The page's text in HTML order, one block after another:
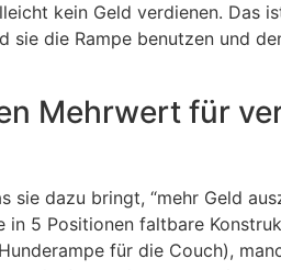
kein Geld verdienen. Das
die Rampe benutzen und
Mehrwert für
dazu bringt, “mehr Geld
5 Positionen faltbare
für die Couch),